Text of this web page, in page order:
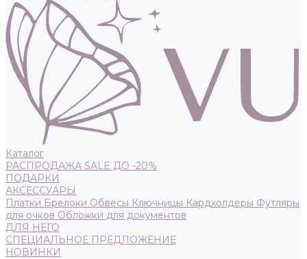
Каталог
РАСПРОДАЖА SALE ДО -20%
ПОДАРКИ
АКСЕССУАРЫ
Платки Брелоки Обвесы Ключницы Кардхолдеры Футляры
для очков Обложки для документов
ДЛЯ НЕГО
СПЕЦИАЛЬНОЕ ПРЕДЛОЖЕНИЕ
НОВИНКИ